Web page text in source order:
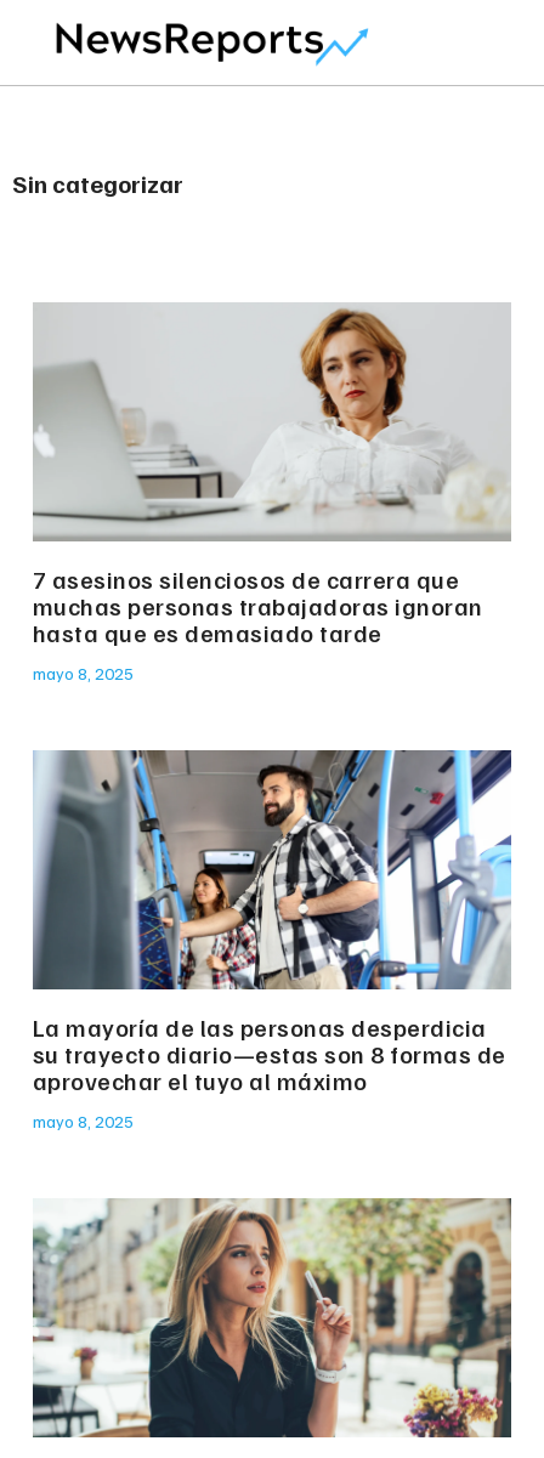
Sin categorizar
7 asesinos silenciosos de carrera que
muchas personas trabajadoras ignoran
hasta que es demasiado tarde
mayo 8, 2025
La mayoría de las personas desperdicia
su trayecto diario—estas son 8 formas de
aprovechar el tuyo al máximo
mayo 8, 2025